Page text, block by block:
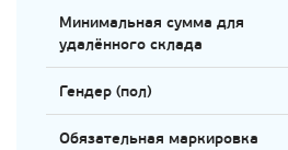
Минимальная сумма для
удалённого склада
Гендер (пол)
Обязательная маркировка